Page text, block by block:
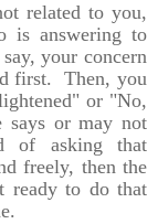
related to you,
is answering to
your concern
first. Then, you
or "No,
says or may not
of asking that
freely, then the
ready to do that